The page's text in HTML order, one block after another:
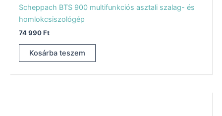
Scheppach BTS 900 multifunkciós asztali szalag- és
homlokcsiszológép
74 990Ft
Kosárba teszem